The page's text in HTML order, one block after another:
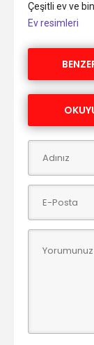
Çeşitli ev ve
Ev resimleri